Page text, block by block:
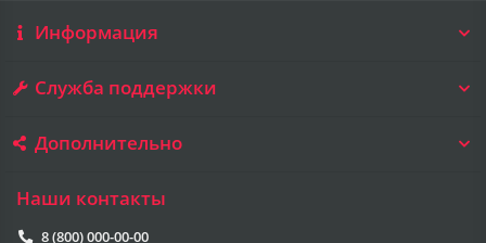
Информация
Служба поддержки
Дополнительно
Наши контакты
8 (800) 000-00-00